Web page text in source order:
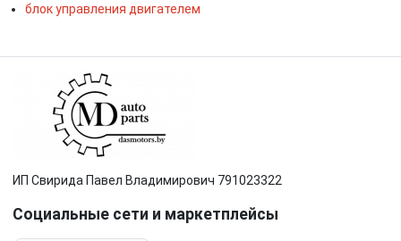
блок управления двигателем
ИП Свирида Павел Владимирович 791023322
Социальные сети и маркетплейсы